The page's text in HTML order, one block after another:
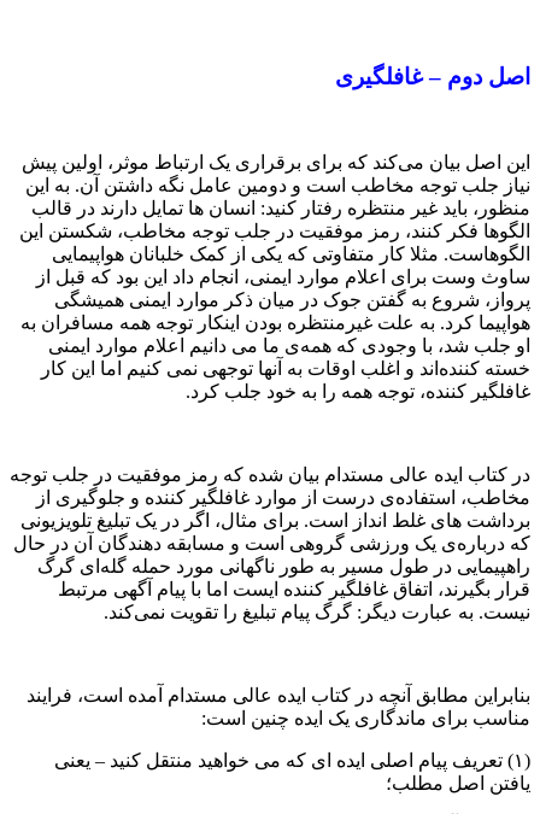
اصل دوم – غافلگیری
این اصل بیان می‌کند که برای برقراری یک ارتباط موثر، اولین پیش
نیاز جلب توجه مخاطب است و دومین عامل نگه داشتن آن. به این
منظور، باید غیر منتظره رفتار کنید: انسان ها تمایل دارند در قالب
الگوها فکر کنند، رمز موفقیت در جلب توجه مخاطب، شکستن این
الگوهاست. مثلا کار متفاوتی که یکی از کمک خلبانان هواپیمایی
ساوث وست برای اعلام موارد ایمنی، انجام داد این بود که قبل از
پرواز، شروع به گفتن جوک در میان ذکر موارد ایمنی همیشگی
هواپیما کرد. به علت غیرمنتظره بودن اینکار توجه همه مسافران به
او جلب شد، با وجودی که همه‌ی ما می دانیم اعلام موارد ایمنی
خسته کننده‌اند و اغلب اوقات به آنها توجهی نمی کنیم اما این کار
غافلگیر کننده، توجه همه را به خود جلب کرد.
در کتاب ایده عالی مستدام بیان شده که رمز موفقیت در جلب توجه
مخاطب، استفاده‌ی درست از موارد غافلگیر کننده و جلوگیری از
برداشت های غلط انداز است. برای مثال، اگر در یک تبلیغ تلویزیونی
که درباره‌ی یک ورزشی گروهی است و مسابقه دهندگان آن در حال
راهپیمایی در طول مسیر به طور ناگهانی مورد حمله گله‌ای گرگ
قرار بگیرند، اتفاق غافلگیر کننده ایست اما با پیام آگهی مرتبط
نیست. به عبارت دیگر: گرگ پیام تبلیغ را تقویت نمی‌کند.
بنابراین مطابق آنچه در کتاب ایده عالی مستدام آمده است، فرایند
مناسب برای ماندگاری یک ایده چنین است:
(۱) تعریف پیام اصلی ایده ای که می خواهید منتقل کنید – یعنی
یافتن اصل مطلب؛